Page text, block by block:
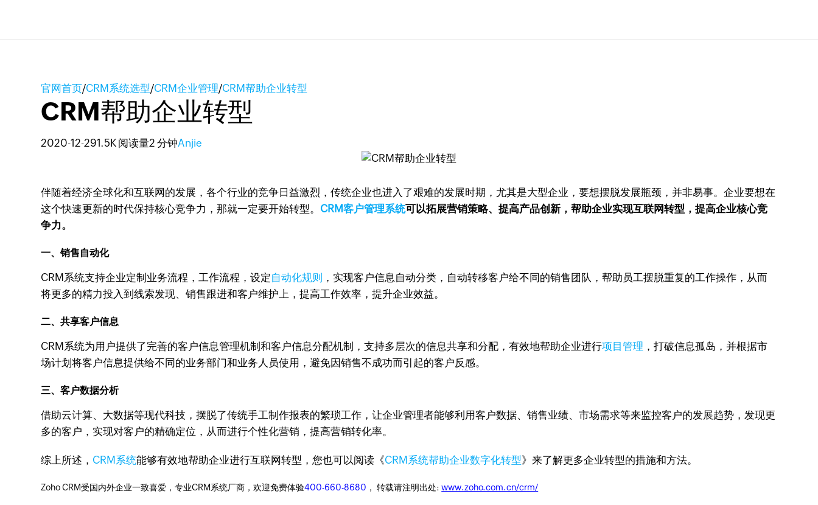
官网首页/CRM系统选型/CRM企业管理/CRM帮助企业转型
CRM帮助企业转型
2020-12-291.5K 阅读量2 分钟Anjie
伴随着经济全球化和互联网的发展，各个行业的竞争日益激烈，传统企业也进入了艰难的发展时期，尤其是大型企业，要想摆脱发展瓶颈，并非易事。企业要想在
这个快速更新的时代保持核心竞争力，那就一定要开始转型。 CRM客户管理系统可以拓展营销策略、提高产品创新，帮助企业实现互联网转型，提高企业核心竞
争力。
一、销售自动化
CRM系统支持企业定制业务流程，工作流程，设定 自动化规则 ，实现客户信息自动分类，自动转移客户给不同的销售团队，帮助员工摆脱重复的工作操作，从而
将更多的精力投入到线索发现、销售跟进和客户维护上，提高工作效率，提升企业效益。
二、共享客户信息
CRM系统为用户提供了完善的客户信息管理机制和客户信息分配机制，支持多层次的信息共享和分配，有效地帮助企业进行项目管理 ，打破信息孤岛，并根据市
场计划将客户信息提供给不同的业务部门和业务人员使用，避免因销售不成功而引起的客户反感。
三、客户数据分析
借助云计算、大数据等现代科技，摆脱了传统手工制作报表的繁琐工作，让企业管理者能够利用客户数据、销售业绩、市场需求等来监控客户的发展趋势，发现更
多的客户，实现对客户的精确定位，从而进行个性化营销，提高营销转化率。
综上所述， CRM系统能够有效地帮助企业进行互联网转型，您也可以阅读《CRM系统帮助企业数字化转型》来了解更多企业转型的措施和方法。
Zoho CRM受国内外企业一致喜爱，专业CRM系统厂商，欢迎免费体验400-660-8680 ， 转载请注明出处:www.zoho.com.cn/crm/